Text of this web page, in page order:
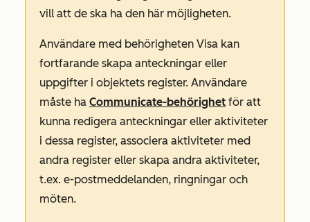
vill att de ska ha den här möjligheten.
Användare med behörigheten Visa kan
fortfarande skapa anteckningar eller
uppgifter i objektets register. Användare
måste ha Communicate-behörighet för att
kunna redigera anteckningar eller aktiviteter
i dessa register, associera aktiviteter med
andra register eller skapa andra aktiviteter,
t.ex. e-postmeddelanden, ringningar och
möten.